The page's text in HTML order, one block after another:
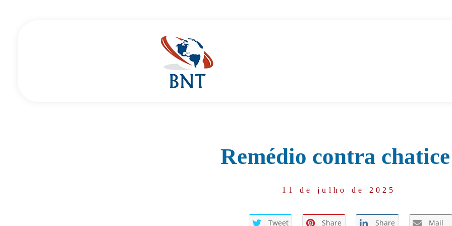
Remédio contra
11 de julho de 2025
Tweet Share Share Mail